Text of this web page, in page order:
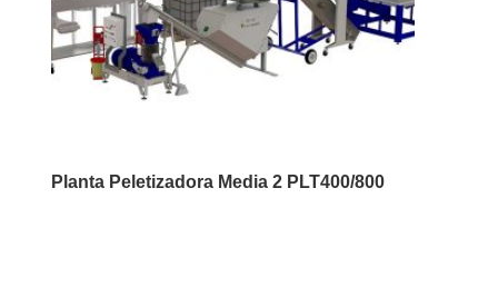
Planta Peletizadora Media 2 PLT400/800